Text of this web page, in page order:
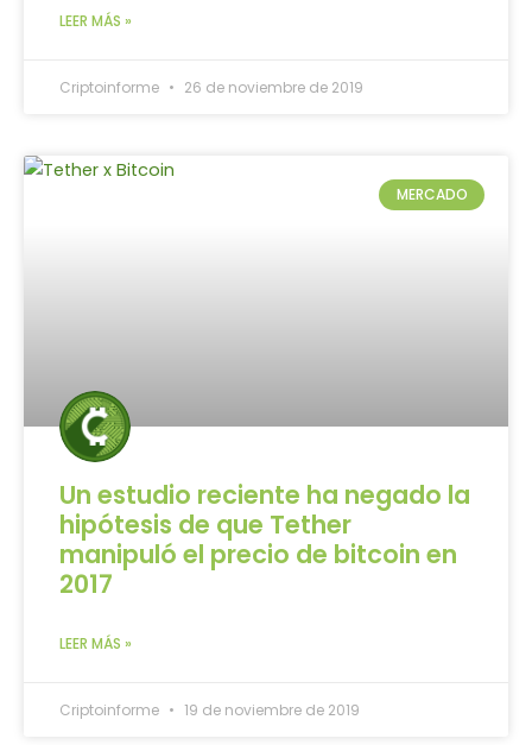
LEER MÁS »
Criptoinforme 26 de noviembre de 2019
MERCADO
Un estudio reciente ha negado la
hipótesis de que Tether
manipuló el precio de bitcoin en
2017
LEER MÁS »
Criptoinforme 19 de noviembre de 2019